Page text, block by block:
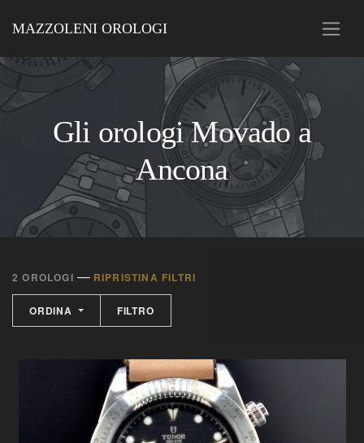
MAZZOLENI OROLOGI
Gli orologi Movado a
Ancona
2 OROLOGI — RIPRISTINA FILTRI
ORDINA FILTRO